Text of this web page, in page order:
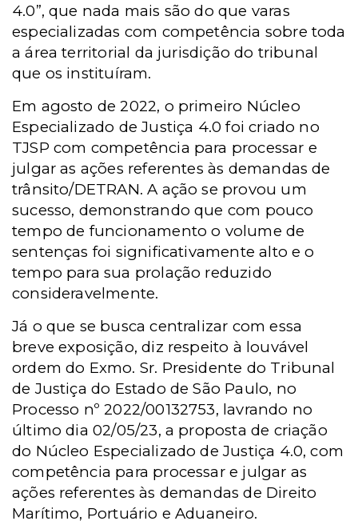
4.0”, que nada mais são do que varas
especializadas com competência sobre toda
a área territorial da jurisdição do tribunal
que os instituíram.
Em agosto de 2022, o primeiro Núcleo
Especializado de Justiça 4.0 foi criado no
TJSP com competência para processar e
julgar as ações referentes às demandas de
trânsito/DETRAN. A ação se provou um
sucesso, demonstrando que com pouco
tempo de funcionamento o volume de
sentenças foi significativamente alto e o
tempo para sua prolação reduzido
consideravelmente.
Já o que se busca centralizar com essa
breve exposição, diz respeito à louvável
ordem do Exmo. Sr. Presidente do Tribunal
de Justiça do Estado de São Paulo, no
Processo nº 2022/00132753, lavrando no
último dia 02/05/23, a proposta de criação
do Núcleo Especializado de Justiça 4.0, com
competência para processar e julgar as
ações referentes às demandas de Direito
Marítimo, Portuário e Aduaneiro.